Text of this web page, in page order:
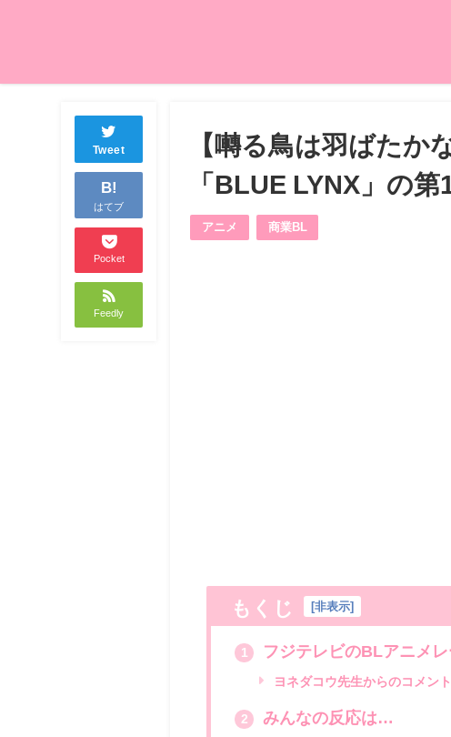
Tweet
B!
はてブ
Pocket
Feedly
【囀る鳥は羽ばた
「BLUE LYNX」の
アニメ 商業BL
もくじ [非表示]
1 フジテレビのBLアニメ
ヨネダコウ先生からのコメント
2 みんなの反応は…